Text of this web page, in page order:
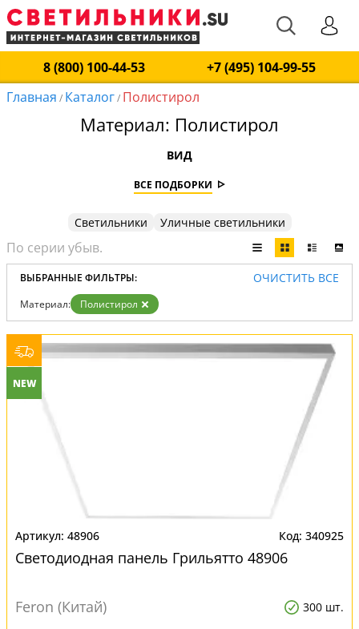
8 (800) 100-44-53
+7 (495) 104-99-55
Главная / Каталог/ Полистирол
Материал: Полистирол
ВИД
ВСЕ ПОДБОРКИ
Светильники Уличные светильники
ВЫБРАННЫЕ ФИЛЬТРЫ: ОЧИСТИТЬ ВСЕ
Материал: Полистирол
NEW
48906 340925
Светодиодная панель Грильятто 48906
Feron (Китай) 300 шт.